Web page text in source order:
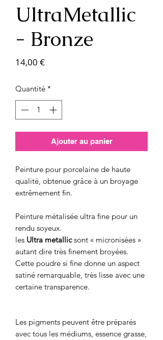
UltraMetallic
- Bronze
14,00 €Prix
Quantité *
Ajouter au panier
Peinture pour porcelaine de haute
qualité, obtenue grâce à un broyage
extrêmement fin.
Peinture métalisée ultra fine pour un
rendu soyeux.
les Ultra metallicsont « micronisées »
autant dire très finement broyées.
Cette poudre si fine donne un aspect
satiné remarquable, très lisse avec une
certaine transparence.
Les pigments peuvent être préparés
avec tous les médiums, essence grasse,